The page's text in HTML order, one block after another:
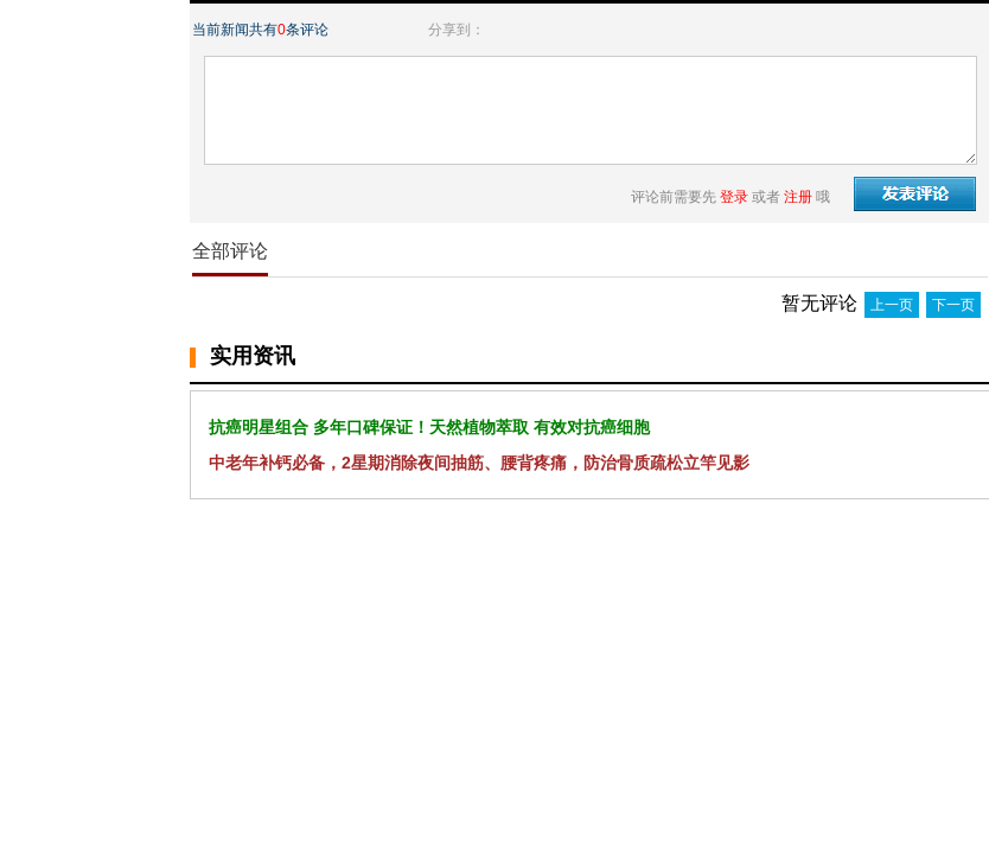
当前新闻共有0条评论 分享到：
评论前需要先 登录 或者 注册 哦
全部评论
暂无评论 上一页 下一页
实用资讯
抗癌明星组合 多年口碑保证！天然植物萃取 有效对抗癌细胞
中老年补钙必备，2星期消除夜间抽筋、腰背疼痛，防治骨质疏松立竿见影